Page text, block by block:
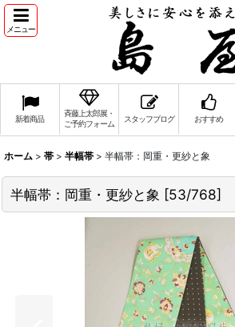
メニュー
新着商品
斉藤上太郎展・
ご予約フォーム
スタッフブログ おすすめ
ホーム > 帯 > 半幅帯 > 半幅帯：岡重・更紗と象
半幅帯：岡重・更紗と象 [53/768]